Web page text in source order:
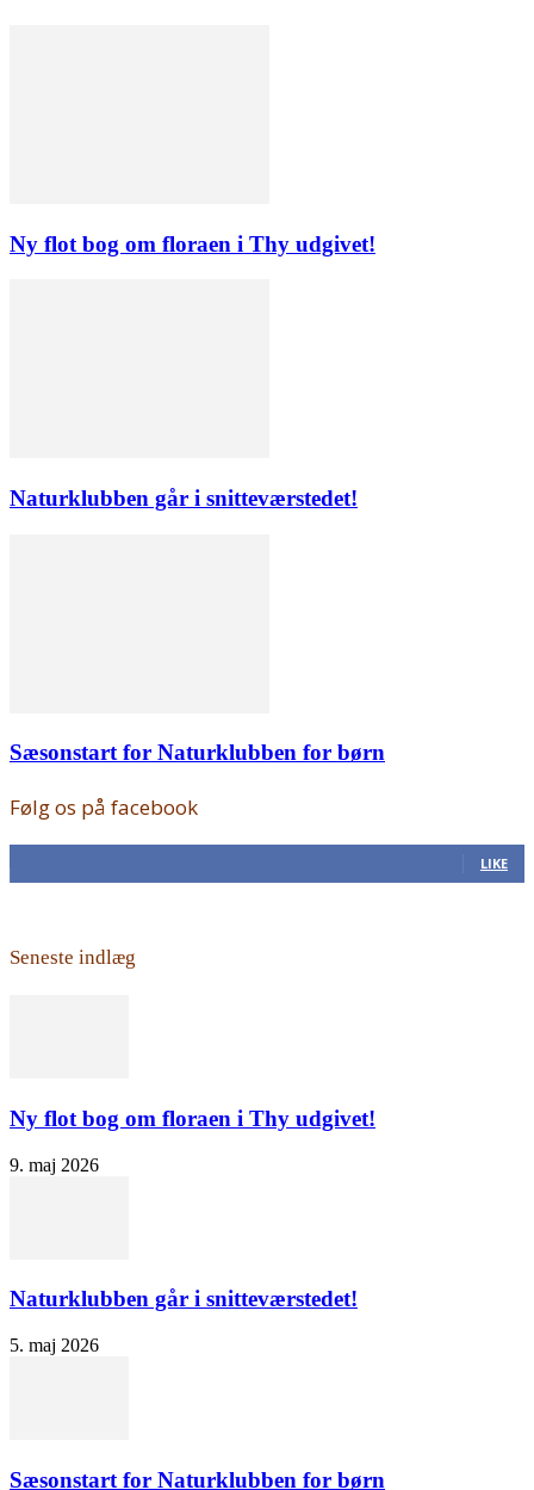
Ny flot bog om floraen i Thy udgivet!
Naturklubben går i snitteværstedet!
Sæsonstart for Naturklubben for børn
Følg os på facebook
LIKE
Seneste indlæg
Ny flot bog om floraen i Thy udgivet!
9. maj 2026
Naturklubben går i snitteværstedet!
5. maj 2026
Sæsonstart for Naturklubben for børn